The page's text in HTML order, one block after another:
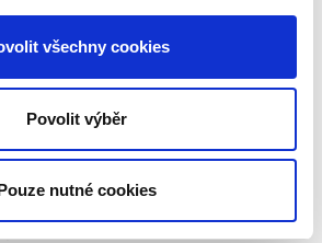
všechny cookies
Povolit výběr
nutné cookies
Evropské
insolvenční nařízení
v českém civilním
procesu